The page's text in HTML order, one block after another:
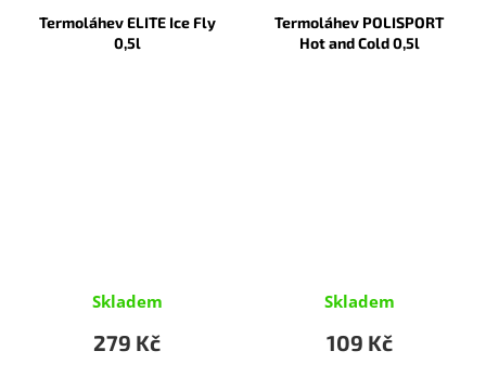
Termoláhev ELITE Ice Fly
0,5l
Skladem
279 Kč
Termoláhev POLISPORT
Hot and Cold 0,5l
Skladem
109 Kč